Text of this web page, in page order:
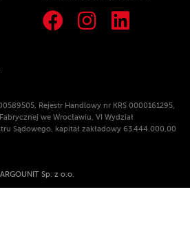
Rejestr Handlowy nr KRS 0000161295,
we Wrocławiu, VI Wydział
Sądowego, kapitał zakładowy 63.444.000,00
Sp. z o.o.